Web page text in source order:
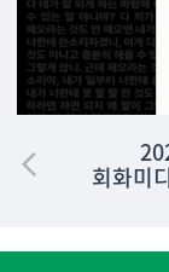
회화미